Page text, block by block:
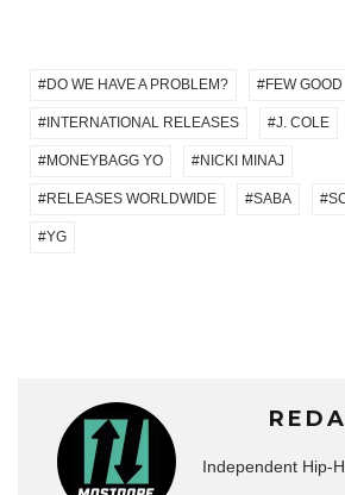
DO WE HAVE A PROBLEM? FEW
INTERNATIONAL RELEASES J. COLE
MONEYBAGG YO NICKI MINAJ
RELEASES WORLDWIDE SABA
YG
Independent Hip-